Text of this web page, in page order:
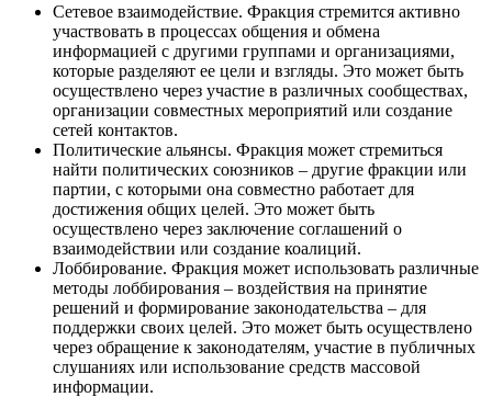
Сетевое взаимодействие. Фракция стремится активно
участвовать в процессах общения и обмена
информацией с другими группами и организациями,
которые разделяют ее цели и взгляды. Это может быть
осуществлено через участие в различных сообществах,
организации совместных мероприятий или создание
сетей контактов.
Политические альянсы. Фракция может стремиться
найти политических союзников – другие фракции или
партии, с которыми она совместно работает для
достижения общих целей. Это может быть
осуществлено через заключение соглашений о
взаимодействии или создание коалиций.
Лоббирование. Фракция может использовать различные
методы лоббирования – воздействия на принятие
решений и формирование законодательства – для
поддержки своих целей. Это может быть осуществлено
через обращение к законодателям, участие в публичных
слушаниях или использование средств массовой
информации.